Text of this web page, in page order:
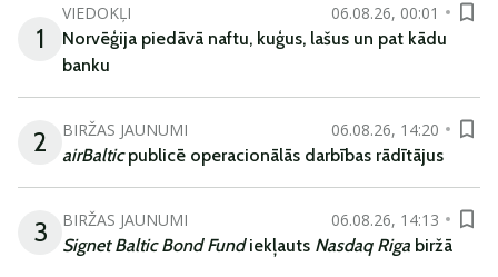
1
VIEDOKĻI
06.08.26, 00:01
Norvēģija piedāvā naftu, kuģus, lašus un pat kādu
banku
2 BIRŽAS JAUNUMI
06.08.26, 14:20
airBalticpublicē operacionālās darbības rādītājus
3 BIRŽAS JAUNUMI
06.08.26, 14:13
Signet Baltic Bond Fundiekļauts Nasdaq Riga biržā